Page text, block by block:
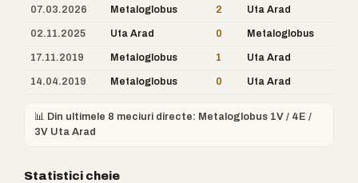
07.03.2026 Metaloglobus 2 Uta Arad
02.11.2025 Uta Arad 0 Metaloglobus
17.11.2019 Metaloglobus 1 Uta Arad
14.04.2019 Metaloglobus 0 Uta Arad
📊 Din ultimele 8 meciuri directe: Metaloglobus 1V / 4E /
3V Uta Arad
Statistici cheie